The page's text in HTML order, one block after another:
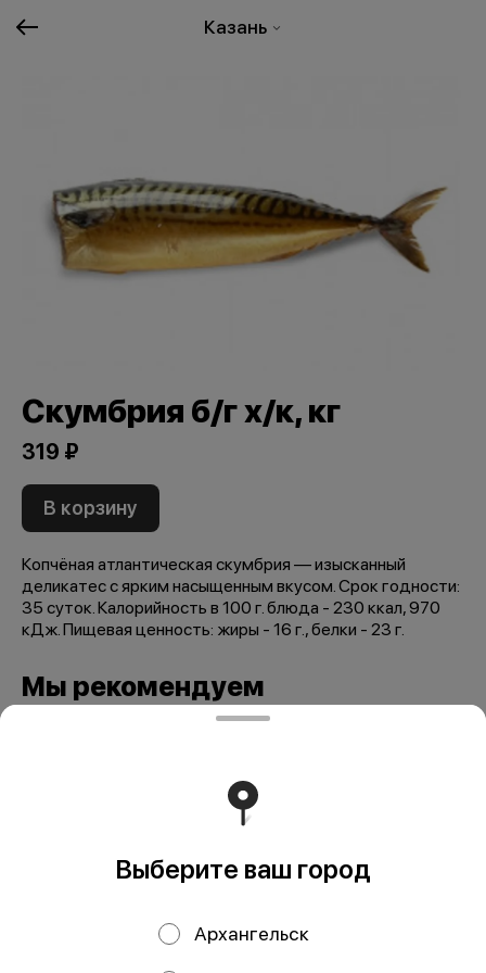
Казань
Скумбрия б/г х/к, кг
319 ₽
В корзину
Копчёная атлантическая скумбрия — изысканный
деликатес с ярким насыщенным вкусом. Срок годности:
35 суток. Калорийность в 100 г. блюда - 230 ккал, 970
кДж. Пищевая ценность: жиры - 16 г., белки - 23 г.
Мы рекомендуем
Форель горячего
Кальмар стружка
Выберите ваш город
Архангельск